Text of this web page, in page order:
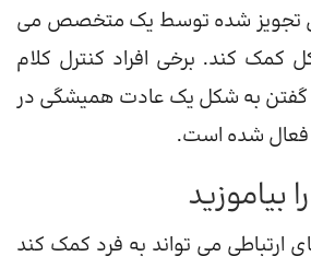
تجویز شده توسط یک متخصص می
کمک کند. برخی افراد کنترل کلام
گفتن به شکل یک عادت همیشگی در
فعال شده است.
بیاموزید
ارتباطی می تواند به فرد کمک کند